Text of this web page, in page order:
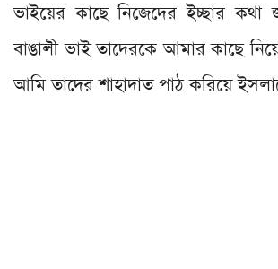
ভাইয়ের কাছে নিজেদের ইচ্ছার কথা
বাঙালী ভাই তাদেরকে আমার কাছে
আমি তাদের শাহাদাত পাঠ করিয়ে